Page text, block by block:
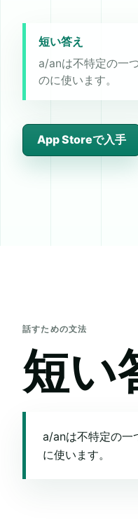
短い答え
a/anは不特定の一
のに使います。
App Storeで入手
話すための文法
短い
a/anは不特定の一
に使います。